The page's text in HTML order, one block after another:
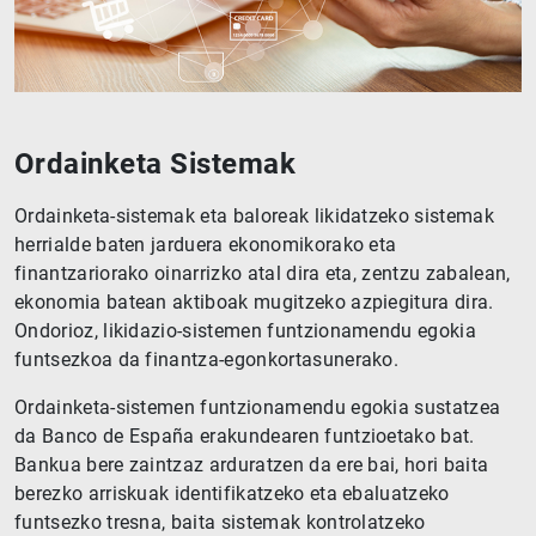
Ordainketa Sistemak
Ordainketa-sistemak eta baloreak likidatzeko sistemak
herrialde baten jarduera ekonomikorako eta
finantzariorako oinarrizko atal dira eta, zentzu zabalean,
ekonomia batean aktiboak mugitzeko azpiegitura dira.
Ondorioz, likidazio-sistemen funtzionamendu egokia
funtsezkoa da finantza-egonkortasunerako.
Ordainketa-sistemen funtzionamendu egokia sustatzea
da Banco de España erakundearen funtzioetako bat.
Bankua bere zaintzaz arduratzen da ere bai, hori baita
berezko arriskuak identifikatzeko eta ebaluatzeko
funtsezko tresna, baita sistemak kontrolatzeko